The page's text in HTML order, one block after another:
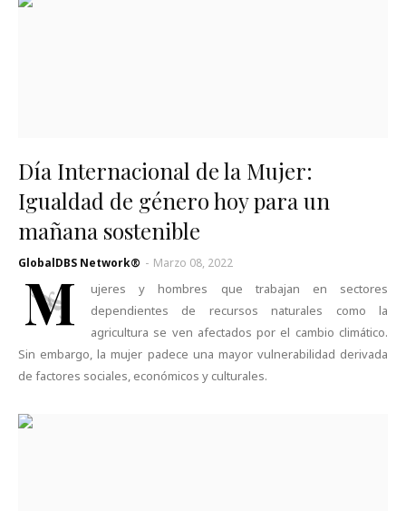
Día Internacional de la Mujer:
Igualdad de género hoy para un
mañana sostenible
GlobalDBS Network® - Marzo 08, 2022
M
ujeres y hombres que trabajan en sectores
dependientes de recursos naturales como la
agricultura se ven afectados por el cambio climático.
Sin embargo, la mujer padece una mayor vulnerabilidad derivada
de factores sociales, económicos y culturales.